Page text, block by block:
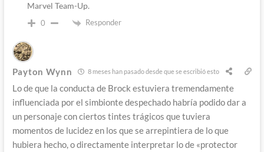
Marvel Team-Up.
0 Responder
Payton Wynn 8 meses han pasado desde que se escribió esto
Lo de que la conducta de Brock estuviera tremendamente
influenciada por el simbionte despechado habría podido dar a
un personaje con ciertos tintes trágicos que tuviera
momentos de lucidez en los que se arrepintiera de lo que
hubiera hecho, o directamente interpretar lo de «protector